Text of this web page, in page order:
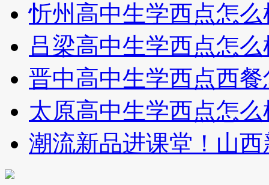
忻州高中生学西点怎
吕梁高中生学西点怎
晋中高中生学西点西
太原高中生学西点怎
潮流新品进课堂！山